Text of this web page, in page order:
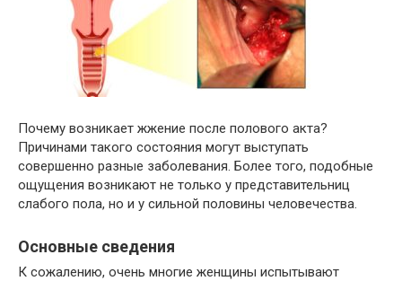
Почему возникает жжение после полового акта?
Причинами такого состояния могут выступать
совершенно разные заболевания. Более того, подобные
ощущения возникают не только у представительниц
слабого пола, но и у сильной половины человечества.
Основные сведения
К сожалению, очень многие женщины испытывают